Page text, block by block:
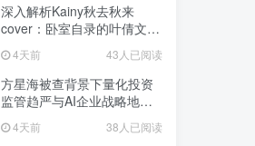
深入解析Kainy秋去秋来
cover：卧室自录的叶倩文经
4天前 43人已阅读
方星海被查背景下量化投资
监管趋严与AI企业战略地位
4天前 38人已阅读